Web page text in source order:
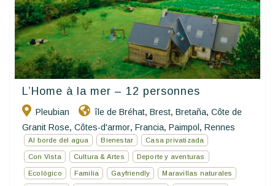
L’Home à la mer – 12 personnes
Pleubian île de Bréhat, Brest, Bretaña, Côte de
Granit Rose, Côtes-d'armor, Francia, Paimpol , Rennes
Al borde del agua Bienestar Casa privatizada
Con Vista Cultura & Artes Deporte y aventuras
Ecológico Familia Gayfriendly Maravillas naturales